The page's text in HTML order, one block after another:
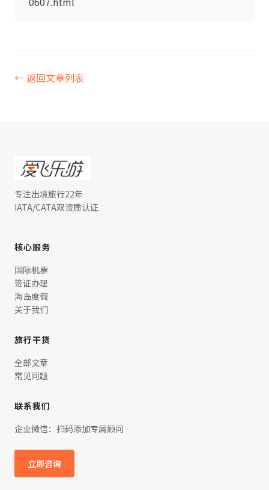
← 返回文章列表
专注出境旅行22年
IATA/CATA双资质认证
核心服务
国际机票
签证办理
海岛度假
关于我们
旅行干货
全部文章
常见问题
联系我们
企业微信：扫码添加专属顾问
立即咨询